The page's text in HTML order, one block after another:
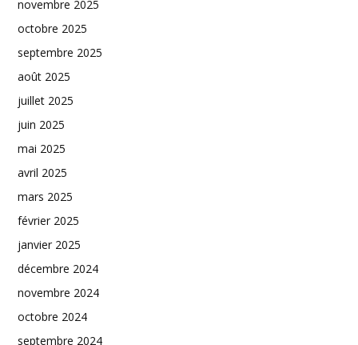
novembre 2025
octobre 2025
septembre 2025
août 2025
juillet 2025
juin 2025
mai 2025
avril 2025
mars 2025
février 2025
janvier 2025
décembre 2024
novembre 2024
octobre 2024
septembre 2024